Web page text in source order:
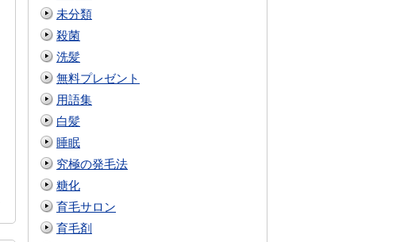
未分類
殺菌
洗髪
無料プレゼント
用語集
白髪
睡眠
究極の発毛法
糖化
育毛サロン
育毛剤